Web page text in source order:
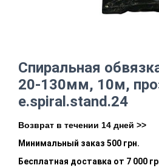
Спиральная
20-130мм, 10м,
e.spiral.stand.24
Возврат в течении 14 дней >>
Минимальный заказ 500 грн.
Бесплатная доставка от 7 000